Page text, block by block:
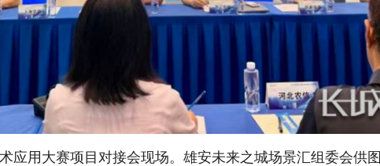
用大赛项目对接会现场。雄安未来之城场景汇组委会供图